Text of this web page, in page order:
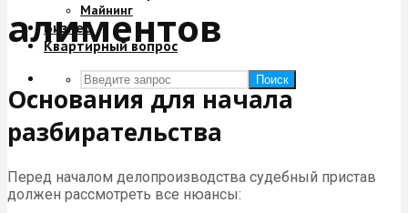
Майнинг
Бизнес
Квартирный вопрос
Поиск
алиментов
Основания для начала
разбирательства
Перед началом делопроизводства судебный пристав
должен рассмотреть все нюансы: